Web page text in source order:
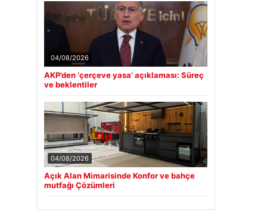
04/08/2026
AKP’den ‘çerçeve yasa’ açıklaması: Süreç
ve beklentiler
04/08/2026
Açık Alan Mimarisinde Konfor ve bahçe
mutfağı Çözümleri